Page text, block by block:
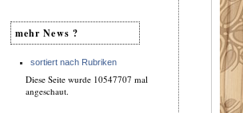
mehr News ?
sortiert nach Rubriken
Diese Seite wurde 10547707 mal
angeschaut.